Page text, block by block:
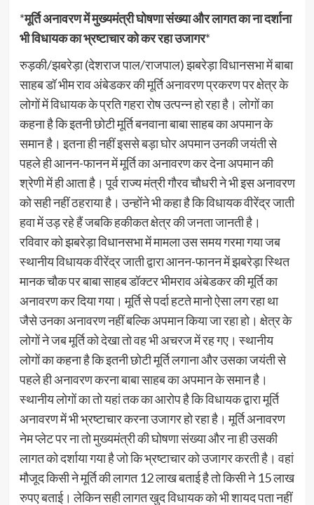
*मूर्ति अनावरण में मुख्यमंत्री घोषणा संख्या और लागत का ना दर्शाना
भी विधायक का भ्रष्टाचार को कर रहा उजागर*
रुड़की/झबरेड़ा (देशराज पाल/राजपाल) झबरेड़ा विधानसभा में बाबा
साहब डॉ भीम राव अंबेडकर की मूर्ति अनावरण प्रकरण पर क्षेत्र के
लोगों में विधायक के प्रति गहरा रोष उत्पन्न हो रहा है। लोगों का
कहना है कि इतनी छोटी मूर्ति बनवाना बाबा साहब का अपमान के
समान है। इतना ही नहीं इससे बड़ा घोर अपमान उनकी जयंती से
पहले ही आनन-फानन में मूर्ति का अनावरण कर देना अपमान की
श्रेणी में ही आता है। पूर्व राज्य मंत्री गौरव चौधरी ने भी इस अनावरण
को सही नहीं ठहराया है। उन्होंने भी कहा है कि विधायक वीरेंद्र जाती
हवा में उड़ रहे हैं जबकि हकीकत क्षेत्र की जनता जानती है।
रविवार को झबरेड़ा विधानसभा में मामला उस समय गरमा गया जब
स्थानीय विधायक वीरेंद्र जाती द्वारा आनन-फानन में झबरेड़ा स्थित
मानक चौक पर बाबा साहब डॉक्टर भीमराव अंबेडकर की मूर्ति का
अनावरण कर दिया गया। मूर्ति से पर्दा हटते मानो ऐसा लग रहा था
जैसे उनका अनावरण नहीं बल्कि अपमान किया जा रहा हो। क्षेत्र के
लोगों ने जब मूर्ति को देखा तो वह भी अचरज में रह गए। स्थानीय
लोगों का कहना है कि इतनी छोटी मूर्ति लगाना और उसका जयंती से
पहले ही अनावरण करना बाबा साहब का अपमान के समान है।
स्थानीय लोगों का तो यहां तक का आरोप है कि विधायक द्वारा मूर्ति
अनावरण में भी भ्रष्टाचार करना उजागर हो रहा है। मूर्ति अनावरण
नेम प्लेट पर ना तो मुख्यमंत्री की घोषणा संख्या और ना ही उसकी
लागत को दर्शाया गया है जो कि भ्रष्टाचार को उजागर करती है। वहां
मौजूद किसी ने मूर्ति की लागत 12 लाख बताई है तो किसी ने 15 लाख
रुपए बताई। लेकिन सही लागत खुद विधायक को भी शायद पता नहीं